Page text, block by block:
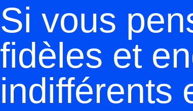
Si vous
fidèles et
indifférents